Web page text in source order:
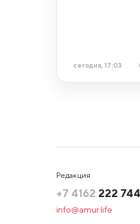
сегодня, 17:03
Редакция
+7 4162 222 744
info@amur.life